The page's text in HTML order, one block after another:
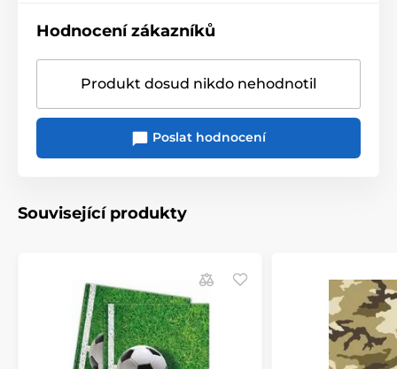
Hodnocení zákazníků
Produkt dosud nikdo nehodnotil
Poslat hodnocení
Související produkty